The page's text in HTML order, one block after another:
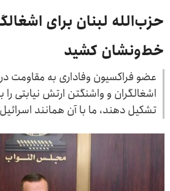
حزب‌الله لبنان برای
خط‌ونشان کشید
عضو فراکسیون وفاداری به مقاومت در
اشغالگران و واشنگتن ارتش نیابتی را
تشکیل دهند، ما با آن همانند